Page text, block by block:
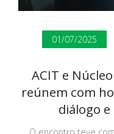
01/07/2025
ACIT e
reúnem com
diálogo